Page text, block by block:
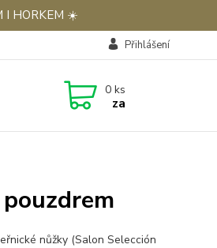
I HORKEM ☀️
Přihlášení
0 ks
za
nůžky (Salon Selección